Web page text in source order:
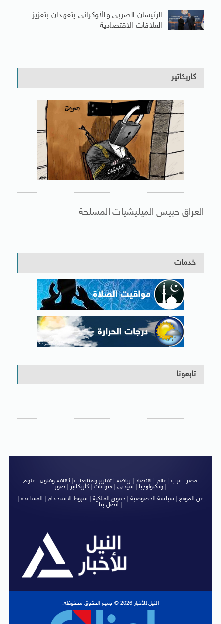
الرئيسان الصربى والأوكرانى يتعهدان بتعزيز
العلاقات الاقتصادية
كاريكاتير
العراق حبيس الميليشيات المسلحة
خدمات
تابعونا
مصر عرب عالم اقتصاد رياضة |تقارير ومتابعات|ثقافة وفنون
علوم
وتكنولوجيا| سيدتى منوعات كاريكاتير صور
|
عن الموقع
سياسة الخصوصية حقوق الملكية شروط الاستخدام| المساعدة|
اتصل بنا
النيل للأخبار 2026 © جميع الحقوق محفوظة.